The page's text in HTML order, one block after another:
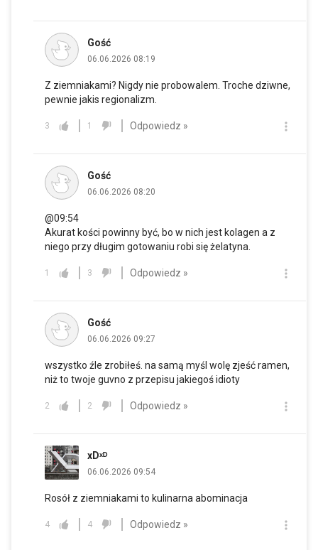
Gość
06.06.2026 08:19
Z ziemniakami? Nigdy nie probowalem. Troche dziwne,
pewnie jakis regionalizm.
3 1 Odpowiedz »
Gość
06.06.2026 08:20
@09:54
Akurat kości powinny być, bo w nich jest kolagen a z
niego przy długim gotowaniu robi się żelatyna.
1 3 Odpowiedz »
Gość
06.06.2026 09:27
wszystko źle zrobiłeś. na samą myśl wolę zjeść ramen,
niż to twoje guvno z przepisu jakiegoś idioty
2 2 Odpowiedz »
xDˣᴰ
06.06.2026 09:54
Rosół z ziemniakami to kulinarna abominacja
4 4 Odpowiedz »